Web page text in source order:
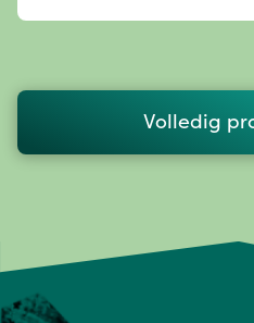
Volledig